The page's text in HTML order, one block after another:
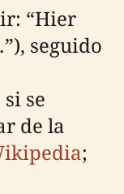
“Hier
seguido
se
de la
;